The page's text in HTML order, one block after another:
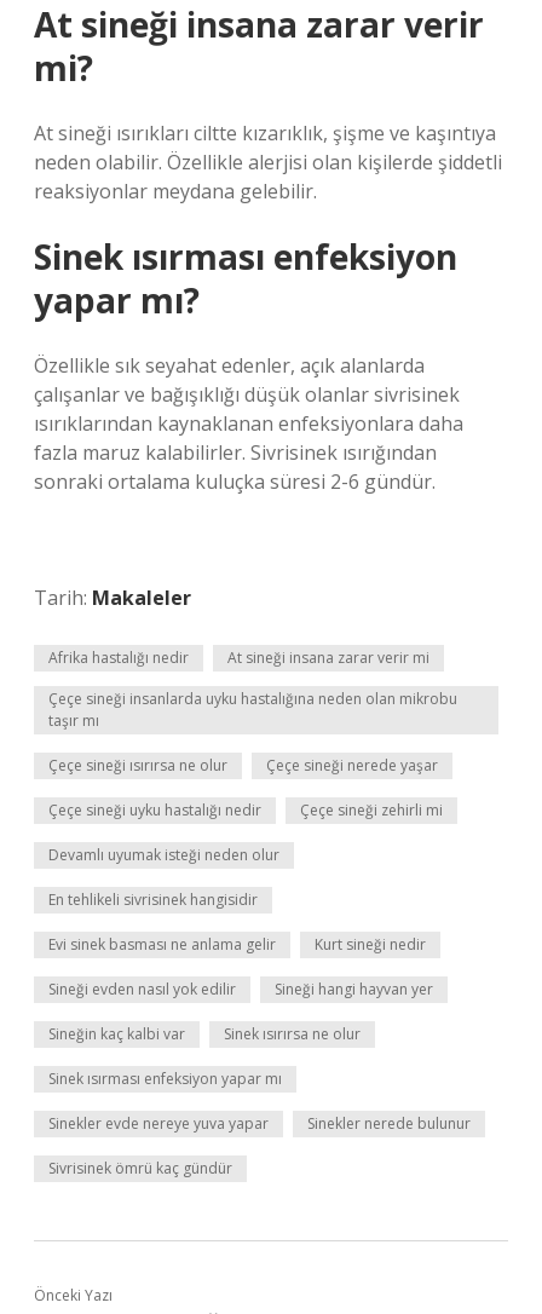
At sineği insana zarar verir
mi?
At sineği ısırıkları ciltte kızarıklık, şişme ve kaşıntıya
neden olabilir. Özellikle alerjisi olan kişilerde şiddetli
reaksiyonlar meydana gelebilir.
Sinek ısırması enfeksiyon
yapar mı?
Özellikle sık seyahat edenler, açık alanlarda
çalışanlar ve bağışıklığı düşük olanlar sivrisinek
ısırıklarından kaynaklanan enfeksiyonlara daha
fazla maruz kalabilirler. Sivrisinek ısırığından
sonraki ortalama kuluçka süresi 2-6 gündür.
Tarih: Makaleler
Afrika hastalığı nedir
At sineği insana zarar verir mi
Çeçe sineği insanlarda uyku hastalığına neden olan mikrobu
taşır mı
Çeçe sineği ısırırsa ne olur Çeçe sineği nerede yaşar
Çeçe sineği uyku hastalığı nedir Çeçe sineği zehirli mi
Devamlı uyumak isteği neden olur
En tehlikeli sivrisinek hangisidir
Evi sinek basması ne anlama gelir Kurt sineği nedir
Sineği evden nasıl yok edilir Sineği hangi hayvan yer
Sineğin kaç kalbi var Sinek ısırırsa ne olur
Sinek ısırması enfeksiyon yapar mı
Sinekler evde nereye yuva yapar Sinekler nerede bulunur
Sivrisinek ömrü kaç gündür
Önceki Yazı